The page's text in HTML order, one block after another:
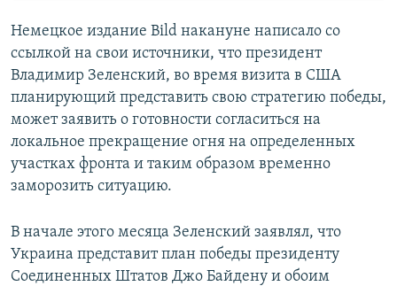
Немецкое издание Bild накануне написало со
ссылкой на свои источники, что президент
Владимир Зеленский, во время визита в США
планирующий представить свою стратегию победы,
может заявить о готовности согласиться на
локальное прекращение огня на определенных
участках фронта и таким образом временно
заморозить ситуацию.
В начале этого месяца Зеленский заявлял, что
Украина представит план победы президенту
Соединенных Штатов Джо Байдену и обоим